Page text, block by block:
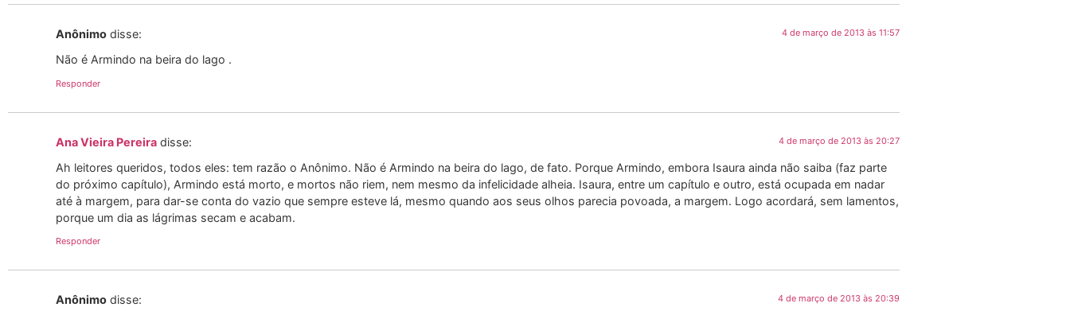
Anônimo disse: 4 de março de 2013 às 11:57
Não é Armindo na beira do lago .
Responder
Ana Vieira Pereira disse: 4 de março de 2013 às 20:27
Ah leitores queridos, todos eles: tem razão o Anônimo. Não é Armindo na beira do lago, de fato. Porque Armindo, embora Isaura ainda não saiba (faz parte
do próximo capítulo), Armindo está morto, e mortos não riem, nem mesmo da infelicidade alheia. Isaura, entre um capítulo e outro, está ocupada em nadar
até à margem, para dar-se conta do vazio que sempre esteve lá, mesmo quando aos seus olhos parecia povoada, a margem. Logo acordará, sem lamentos,
porque um dia as lágrimas secam e acabam.
Responder
Anônimo disse: 4 de março de 2013 às 20:39